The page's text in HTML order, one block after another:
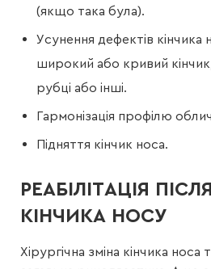
(якщо така була).
Усунення дефектів кінчика
широкий або кривий
рубці або інші.
Гармонізація профілю
Підняття кінчик носа.
РЕАБІЛІТАЦІЯ
КІНЧИКА НОСУ
Хірургічна зміна кінчика носа